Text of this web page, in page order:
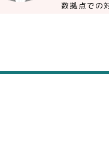
数拠点での